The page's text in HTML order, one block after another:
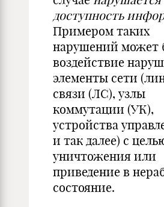
доступность
Примером таких
нарушений может
воздействие
элементы сети
связи (ЛС), узлы
коммутации (УК),
устройства
и так далее) с
уничтожения или
приведение в
состояние.